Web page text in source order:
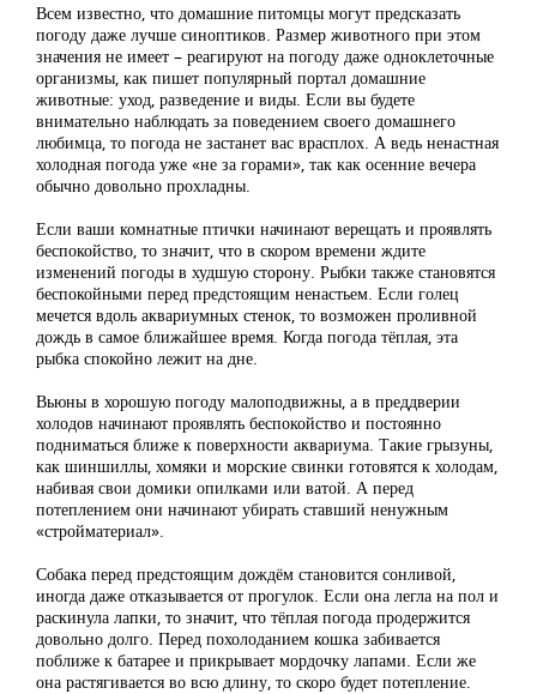
Всем известно, что домашние питомцы могут предсказать
погоду даже лучше синоптиков. Размер животного при этом
значения не имеет – реагируют на погоду даже одноклеточные
организмы, как пишет популярный портал домашние
животные: уход, разведение и виды. Если вы будете
внимательно наблюдать за поведением своего домашнего
любимца, то погода не застанет вас врасплох. А ведь ненастная
холодная погода уже «не за горами», так как осенние вечера
обычно довольно прохладны.
Если ваши комнатные птички начинают верещать и проявлять
беспокойство, то значит, что в скором времени ждите
изменений погоды в худшую сторону. Рыбки также становятся
беспокойными перед предстоящим ненастьем. Если голец
мечется вдоль аквариумных стенок, то возможен проливной
дождь в самое ближайшее время. Когда погода тёплая, эта
рыбка спокойно лежит на дне.
Вьюны в хорошую погоду малоподвижны, а в преддверии
холодов начинают проявлять беспокойство и постоянно
подниматься ближе к поверхности аквариума. Такие грызуны,
как шиншиллы, хомяки и морские свинки готовятся к холодам,
набивая свои домики опилками или ватой. А перед
потеплением они начинают убирать ставший ненужным
«стройматериал».
Собака перед предстоящим дождём становится сонливой,
иногда даже отказывается от прогулок. Если она легла на пол и
раскинула лапки, то значит, что тёплая погода продержится
довольно долго. Перед похолоданием кошка забивается
поближе к батарее и прикрывает мордочку лапами. Если же
она растягивается во всю длину, то скоро будет потепление.